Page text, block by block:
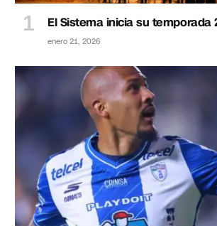
El Sistema inicia su temporada
enero 21, 2026